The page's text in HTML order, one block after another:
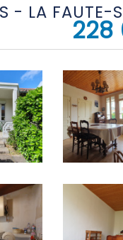
- LA FAUTE-
228